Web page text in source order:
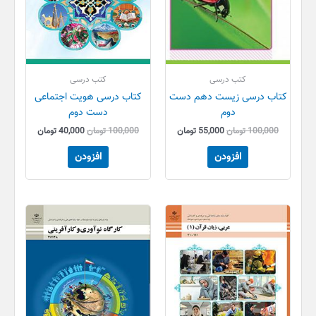
کتب درسی
کتاب درسی زیست دهم دست
دوم
100,000تومان55,000 تومان
افزودن
کتب درسی
کتاب درسی هویت اجتماعی
دست دوم
100,000تومان40,000تومان
افزودن